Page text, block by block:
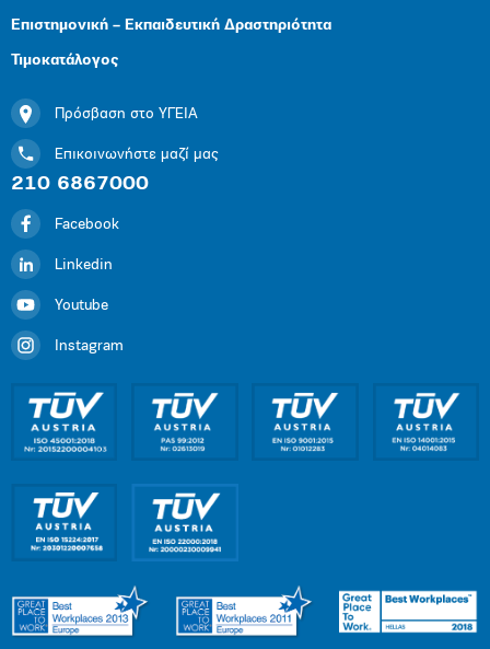
Επιστημονική – Εκπαιδευτική Δραστηριότητα
Τιμοκατάλογος
Πρόσβαση στο ΥΓΕΙΑ
Επικοινωνήστε μαζί μας
210 6867000
Facebook
Linkedin
Youtube
Instagram